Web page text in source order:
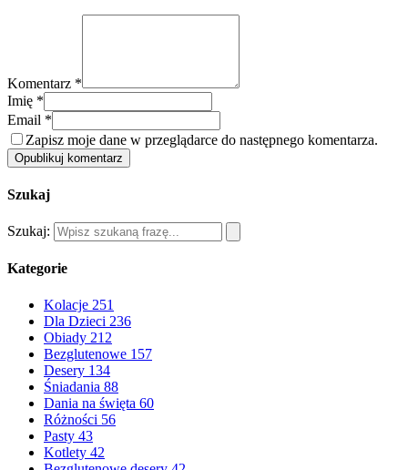
Komentarz *
Imię *
Email *
Zapisz moje dane w przeglądarce do następnego komentarza.
Opublikuj komentarz
Szukaj
Szukaj:
Kategorie
Kolacje 251
Dla Dzieci 236
Obiady 212
Bezglutenowe 157
Desery 134
Śniadania 88
Dania na święta 60
Różności 56
Pasty 43
Kotlety 42